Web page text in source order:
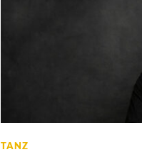
TANZ